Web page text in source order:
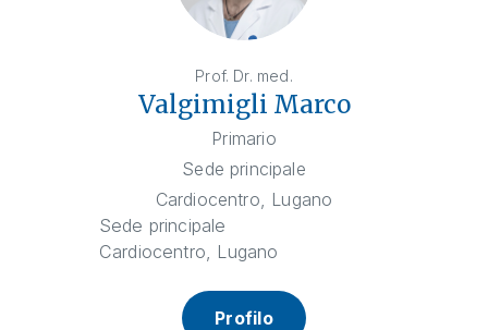
Prof. Dr. med.
Valgimigli Marco
Primario
Sede principale
Cardiocentro, Lugano
Sede principale
Cardiocentro, Lugano
Profilo